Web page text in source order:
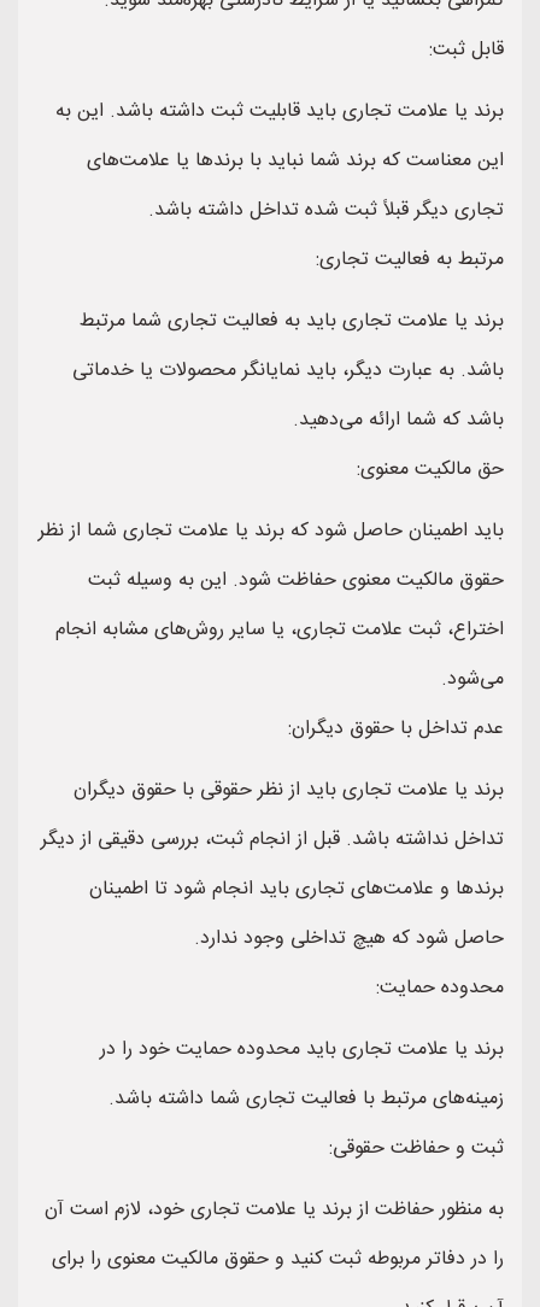
قابل ثبت:
برند یا علامت تجاری باید قابلیت ثبت داشته باشد. این به
این معناست که برند شما نباید با برندها یا علامت‌های
تجاری دیگر قبلاً ثبت شده تداخل داشته باشد.
مرتبط به فعالیت تجاری:
برند یا علامت تجاری باید به فعالیت تجاری شما مرتبط
باشد. به عبارت دیگر، باید نمایانگر محصولات یا خدماتی
باشد که شما ارائه می‌دهید.
حق مالکیت معنوی:
باید اطمینان حاصل شود که برند یا علامت تجاری شما از نظر
حقوق مالکیت معنوی حفاظت شود. این به وسیله ثبت
اختراع، ثبت علامت تجاری، یا سایر روش‌های مشابه انجام
می‌شود.
عدم تداخل با حقوق دیگران:
برند یا علامت تجاری باید از نظر حقوقی با حقوق دیگران
تداخل نداشته باشد. قبل از انجام ثبت، بررسی دقیقی از دیگر
برندها و علامت‌های تجاری باید انجام شود تا اطمینان
حاصل شود که هیچ تداخلی وجود ندارد.
محدوده حمایت:
برند یا علامت تجاری باید محدوده حمایت خود را در
زمینه‌های مرتبط با فعالیت تجاری شما داشته باشد.
ثبت و حفاظت حقوقی:
به منظور حفاظت از برند یا علامت تجاری خود، لازم است آن
را در دفاتر مربوطه ثبت کنید و حقوق مالکیت معنوی را برای